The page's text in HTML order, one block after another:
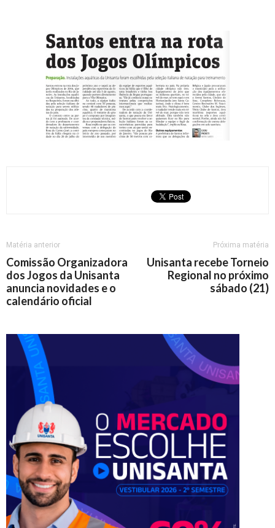
Matéria anterior
Comissão Organizadora
dos Jogos da Unisanta
anuncia novidades e o
calendário oficial
Próxima matéria
Unisanta recebe Torneio
Regional no próximo
sábado (21)